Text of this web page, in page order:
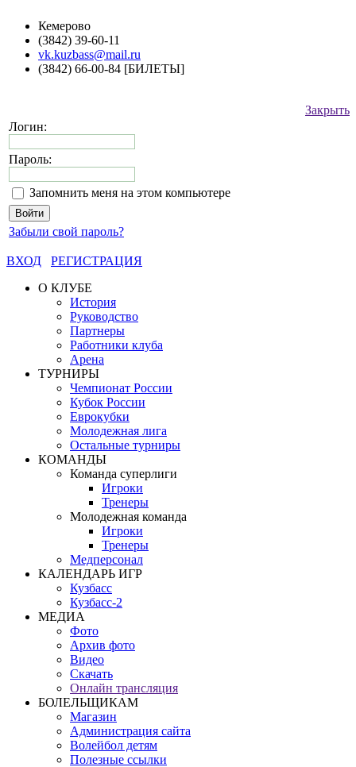
Кемерово
(3842) 39-60-11
vk.kuzbass@mail.ru
(3842) 66-00-84 [БИЛЕТЫ]
Закрыть
Логин:
Пароль:
Запомнить меня на этом компьютере
Забыли свой пароль?
ВХОД
РЕГИСТРАЦИЯ
О КЛУБЕ
История
Руководство
Партнеры
Работники клуба
Арена
ТУРНИРЫ
Чемпионат России
Кубок России
Еврокубки
Молодежная лига
Остальные турниры
КОМАНДЫ
Команда суперлиги
Игроки
Тренеры
Молодежная команда
Игроки
Тренеры
Медперсонал
КАЛЕНДАРЬ ИГР
Кузбасс
Кузбасс-2
МЕДИА
Фото
Архив фото
Видео
Скачать
Онлайн трансляция
БОЛЕЛЬЩИКАМ
Магазин
Администрация сайта
Волейбол детям
Полезные ссылки